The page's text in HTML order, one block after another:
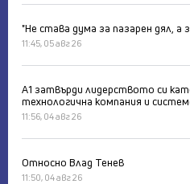
"Не става дума за пазарен дял, а
11:45, 05 авг 26
А1 затвърди лидерството си
технологична компания и
11:56, 04 авг 26
Относно Влад Тенев
11:50, 04 авг 26